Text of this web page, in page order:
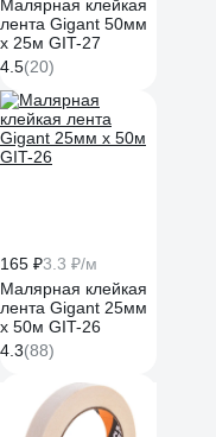
Малярная клейкая
лента Gigant 50мм
x 25м GIT-27
4.5(20)
165 ₽3.3 ₽/м
Малярная клейкая
лента Gigant 25мм
х 50м GIT-26
4.3(88)